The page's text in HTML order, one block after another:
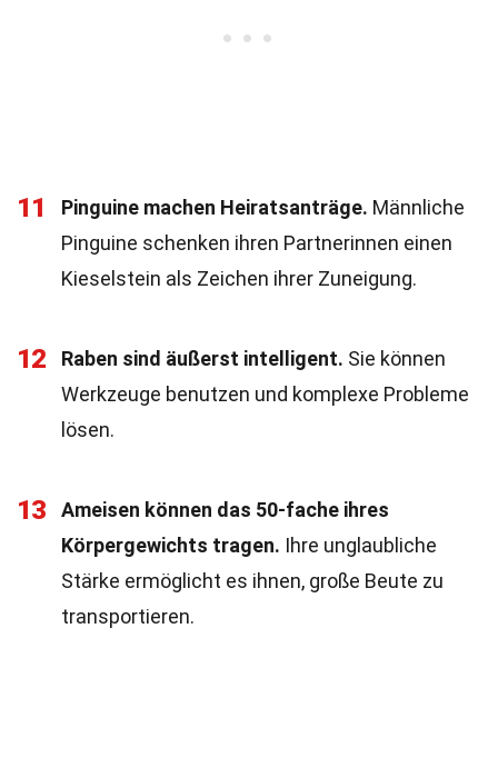
11 Pinguine machen Heiratsanträge. Männliche
Pinguine schenken ihren Partnerinnen einen
Kieselstein als Zeichen ihrer Zuneigung.
12 Raben sind äußerst intelligent. Sie können
Werkzeuge benutzen und komplexe Probleme
lösen.
13
Ameisen können das 50-fache ihres
Körpergewichts tragen. Ihre unglaubliche
Stärke ermöglicht es ihnen, große Beute zu
transportieren.